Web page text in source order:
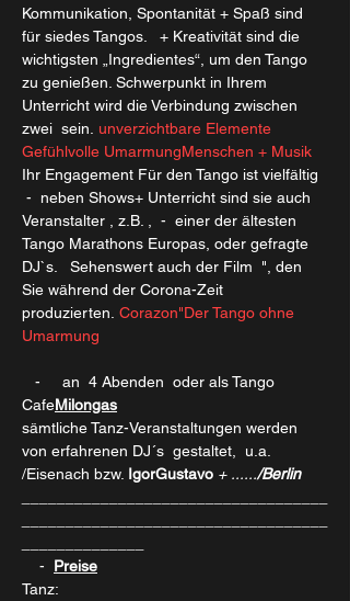
Kommunikation, Spontanität + Spaß sind
für siedes Tangos.
+ Kreativität sind die
wichtigsten „Ingredientes“, um den Tango
zu genießen. Schwerpunkt in Ihrem
Unterricht wird die Verbindung zwischen
zwei sein. unverzichtbare Elemente
Gefühlvolle UmarmungMenschen + Musik
Ihr Engagement Für den Tango ist vielfältig
-  neben Shows+ Unterricht sind sie auch
Veranstalter , z.B. ,
-  einer der ältesten
Tango Marathons Europas, oder gefragte
DJ`s.   Sehenswert auch der Film ", den
Sie während der Corona-Zeit
produzierten. Corazon"Der Tango ohne
Umarmung
CafeMilongas
sämtliche Tanz-Veranstaltungen werden
von erfahrenen DJ´s  gestaltet,  u.a.
/Eisenach bzw. IgorGustavo + ....../Berlin
- Preise
Tanz: